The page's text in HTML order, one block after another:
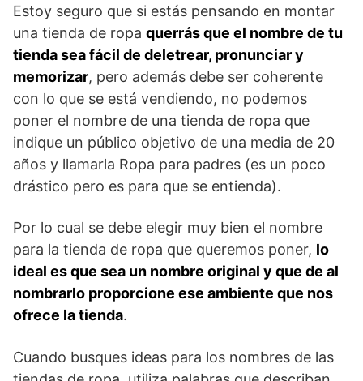
Estoy seguro que si estás pensando en montar
una tienda de ropa querrás que el nombre de tu
tienda sea fácil de deletrear, pronunciar y
memorizar, pero además debe ser coherente
con lo que se está vendiendo, no podemos
poner el nombre de una tienda de ropa que
indique un público objetivo de una media de 20
años y llamarla Ropa para padres (es un poco
drástico pero es para que se entienda).
Por lo cual se debe elegir muy bien el nombre
para la tienda de ropa que queremos poner, lo
ideal es que sea un nombre original y que de al
nombrarlo proporcione ese ambiente que nos
ofrece la tienda.
Cuando busques ideas para los nombres de las